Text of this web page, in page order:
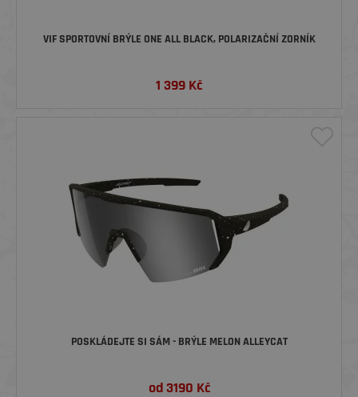
VIF SPORTOVNÍ BRÝLE ONE ALL BLACK, POLARIZAČNÍ ZORNÍK
1 399 Kč
POSKLÁDEJTE SI SÁM - BRÝLE MELON ALLEYCAT
od3190 Kč